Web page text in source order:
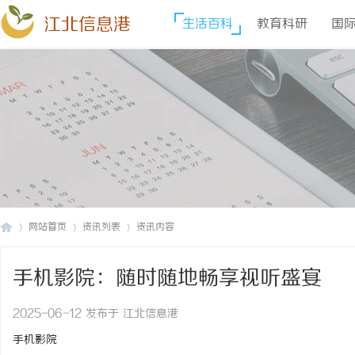
江北信息港 生活百科 教育科研 国
网站首页 资讯列表 资讯内容
手机影院：随时随地畅享视听盛宴
2025-06-12 发布于 江北信息港
手机影院